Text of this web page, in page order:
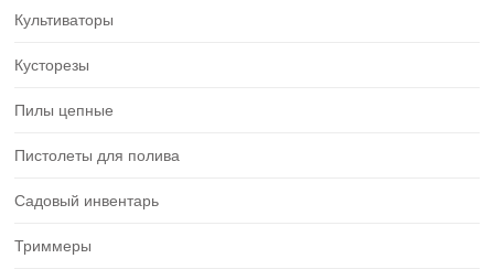
Культиваторы
Кусторезы
Пилы цепные
Пистолеты для полива
Садовый инвентарь
Триммеры